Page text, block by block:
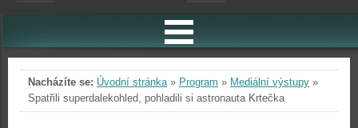
Nacházíte se: Úvodní stránka» Program » Mediální výstupy »
Spatřili superdalekohled, pohladili si astronauta Krtečka